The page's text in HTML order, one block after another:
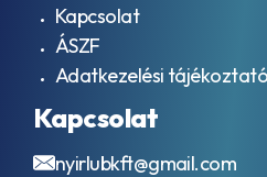
Kapcsolat
ÁSZF
Adatkezelési tájékoztató
Kapcsolat
nyirlubkft@gmail.com